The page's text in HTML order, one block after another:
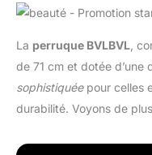
La perruque BVLBVL ,
de 71 cm et dotée d’une
sophistiquéepour celles
durabilité. Voyons de